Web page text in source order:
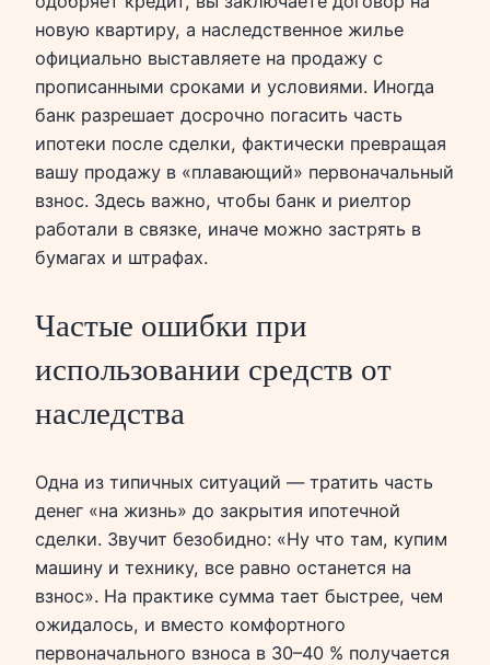
новую квартиру, а наследственное жилье
официально выставляете на продажу с
прописанными сроками и условиями. Иногда
банк разрешает досрочно погасить часть
ипотеки после сделки, фактически превращая
вашу продажу в «плавающий» первоначальный
взнос. Здесь важно, чтобы банк и риелтор
работали в связке, иначе можно застрять в
бумагах и штрафах.
Частые ошибки при
использовании средств от
наследства
Одна из типичных ситуаций — тратить часть
денег «на жизнь» до закрытия ипотечной
сделки. Звучит безобидно: «Ну что там, купим
машину и технику, все равно останется на
взнос». На практике сумма тает быстрее, чем
ожидалось, и вместо комфортного
первоначального взноса в 30–40 % получается